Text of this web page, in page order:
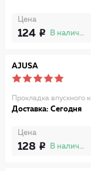
Цена
124 В наличии
AJUSA
Прокладка впускного
Доставка: Сегодня
Цена
128 В наличии